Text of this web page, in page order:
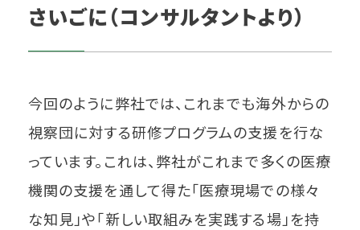
さいごに（コンサルタントより）
今回のように弊社では、これまでも海外からの
視察団に対する研修プログラムの支援を行な
っています。これは、弊社がこれまで多くの医療
機関の支援を通して得た「医療現場での様々
な知見」や「新しい取組みを実践する場」を持